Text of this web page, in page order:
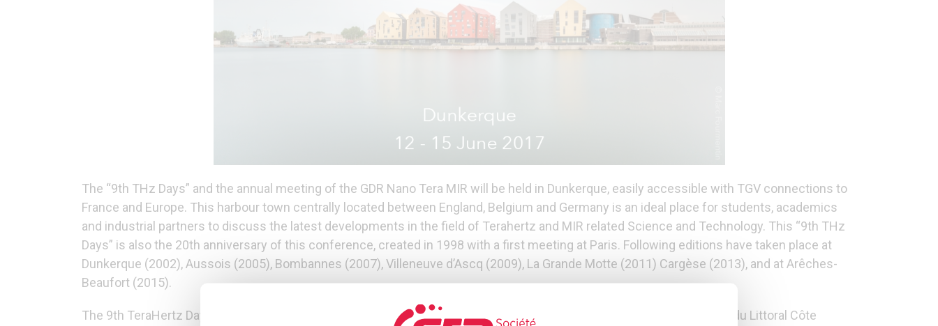
The “9th THz Days” and the annual meeting of the GDR Nano Tera MIR will be held in Dunkerque, easily accessible with TGV connections to
France and Europe. This harbour town centrally located between England, Belgium and Germany is an ideal place for students, academics
and industrial partners to discuss the latest developments in the field of Terahertz and MIR related Science and Technology. This “9th THz
Days” is also the 20th anniversary of this conference, created in 1998 with a first meeting at Paris. Following editions have taken place at
Dunkerque (2002), Aussois (2005), Bombannes (2007), Villeneuve d’Ascq (2009), La Grande Motte (2011) Cargèse (2013), and at Arêches-
Beaufort (2015).
The 9th TeraHertz Days conference is hosted by the Laboratoire de Physico Chimie de l’Atmosphère of the Université du Littoral Côte